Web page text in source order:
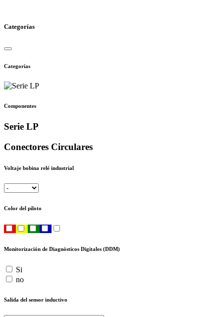
Categorías
Categorías
Componentes
Serie LP
Conectores Circulares
Voltaje bobina relé industrial
Color del piloto
Monitorización de Diagnósticos Digitales (DDM)
Si
no
Salida del sensor inductivo